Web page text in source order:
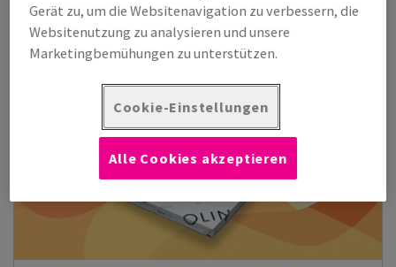
Gerät zu, um die Websitenavigation zu verbessern, die
Websitenutzung zu analysieren und unsere
Marketingbemühungen zu unterstützen.
Cookie-Einstellungen
Alle Cookies akzeptieren